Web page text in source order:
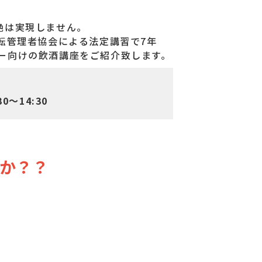
実現しません。
管理者協会による法定講習で7年
けの飲酒講座をご紹介致します。
～14:30
？？